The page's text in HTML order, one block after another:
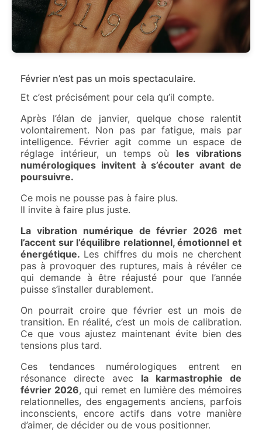
Février n’est pas un mois spectaculaire.
Et c’est précisément pour cela qu’il compte.
Après l’élan de janvier, quelque chose ralentit
volontairement. Non pas par fatigue, mais par
intelligence. Février agit comme un espace de
réglage intérieur, un temps où les vibrations
numérologiques invitent à s’écouter avant de
poursuivre.
Ce mois ne pousse pas à faire plus.
Il invite à faire plus juste.
La vibration numérique de février 2026 met
l’accent sur l’équilibre relationnel, émotionnel et
énergétique. Les chiffres du mois ne cherchent
pas à provoquer des ruptures, mais à révéler ce
qui demande à être réajusté pour que l’année
puisse s’installer durablement.
On pourrait croire que février est un mois de
transition. En réalité, c’est un mois de calibration.
Ce que vous ajustez maintenant évite bien des
tensions plus tard.
Ces tendances numérologiques entrent en
résonance directe avec la karmastrophie de
février 2026, qui remet en lumière des mémoires
relationnelles, des engagements anciens, parfois
inconscients, encore actifs dans votre manière
d’aimer, de décider ou de vous positionner.